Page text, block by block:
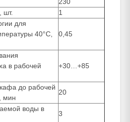
шт.
1
для
40°С,
0,45
в рабочей
+30…+85
до рабочей
мин
20
воды в
3